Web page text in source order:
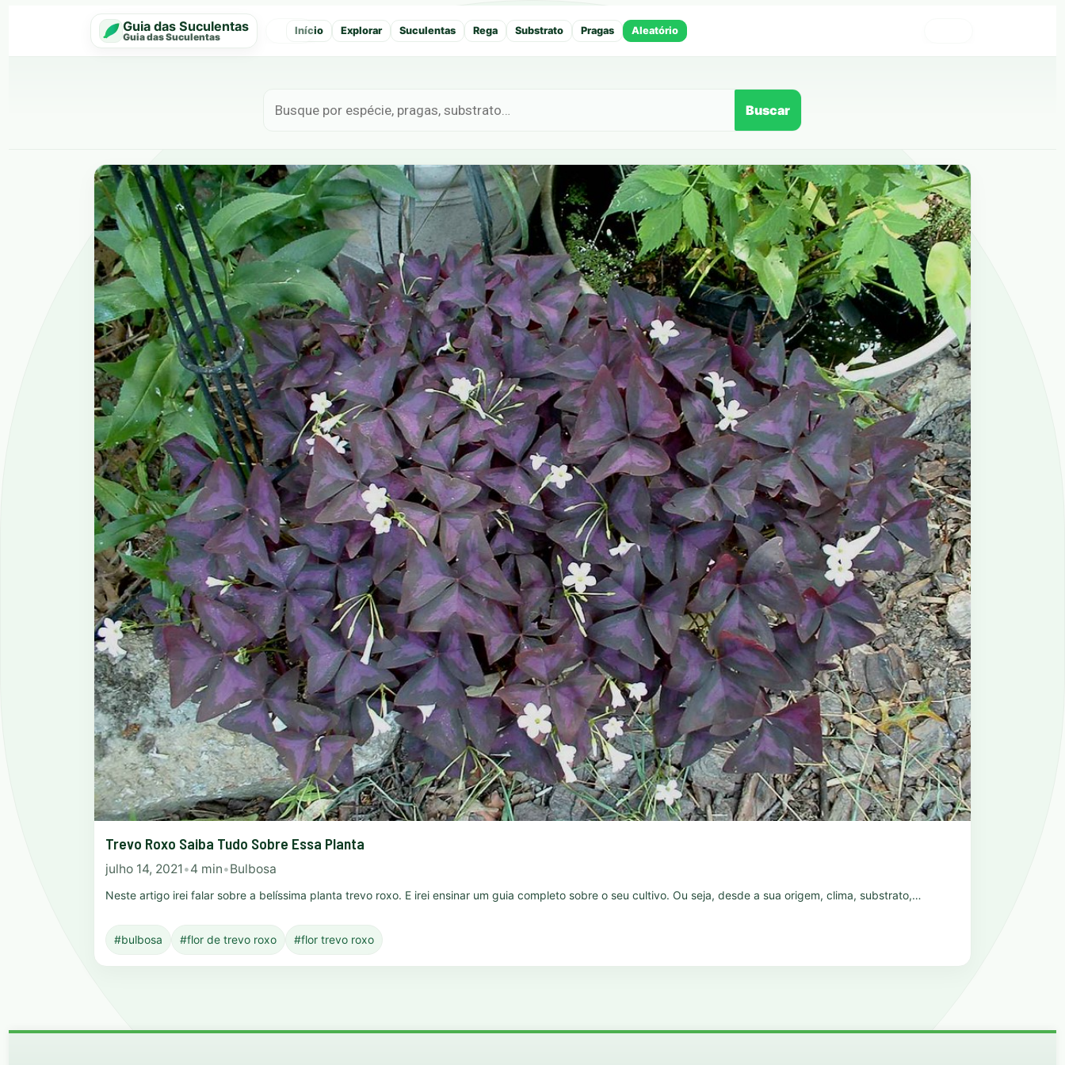
Guia das Suculentas
Guia das Suculentas
Início Explorar Suculentas Rega Substrato Pragas Aleatório
Buscar
Trevo Roxo Saiba Tudo Sobre Essa Planta
julho 14, 2021 •4 min•Bulbosa
Neste artigo irei falar sobre a belíssima planta trevo roxo. E irei ensinar um guia completo sobre o seu cultivo. Ou seja, desde a sua origem, clima, substrato,…
#bulbosa #flor de trevo roxo #flor trevo roxo